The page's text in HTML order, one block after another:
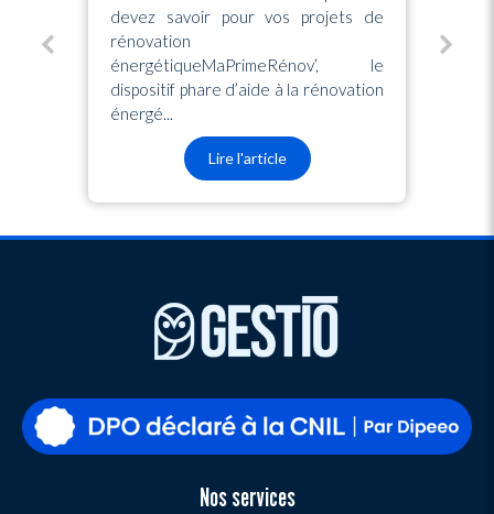
de l’Environnement) est un label remis
par les pouvoirs publics et
l'ADEME aux professionnels du
bâtiment réalisant des ...
Lire l'article
Nos services